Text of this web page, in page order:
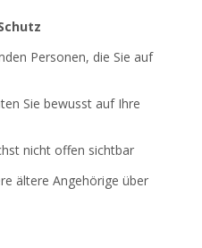
Personen, die Sie auf
Sie bewusst auf Ihre
nicht offen sichtbar
ältere Angehörige über